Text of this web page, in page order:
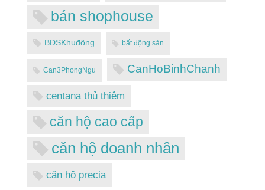
bán shophouse
BĐSKhuđông bất động sản
Can3PhongNgu CanHoBinhChanh
centana thủ thiêm
căn hộ cao cấp
căn hộ doanh nhân
căn hộ precia